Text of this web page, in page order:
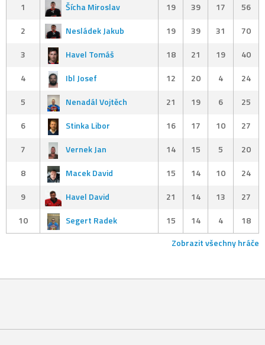
1
Šícha Miroslav 19 39 17
56
2
Nesládek Jakub 19 39 31
70
3
Havel Tomáš 18 21 19
40
4
Ibl Josef 12 20 4
24
5
Nenadál Vojtěch 21 19 6
25
6
Stinka Libor 16 17 10
27
7
Vernek Jan 14 15 5
20
8
Macek David 15 14 10
24
9
Havel David 21 14 13
27
10
Segert Radek 15 14 4
18
Zobrazit všechny hráče